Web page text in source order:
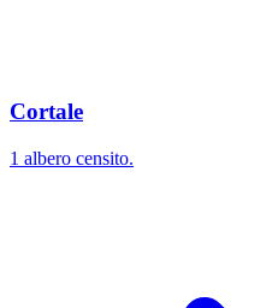
Cortale
1 albero censito.